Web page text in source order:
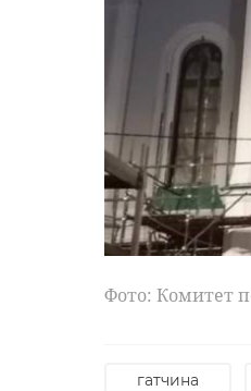
Фото: Комитет
гатчина